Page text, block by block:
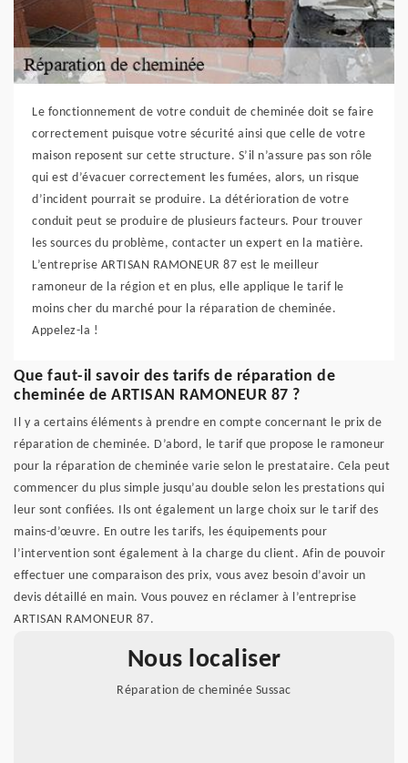
Le fonctionnement de votre conduit de cheminée doit se faire
correctement puisque votre sécurité ainsi que celle de votre
maison reposent sur cette structure. S’il n’assure pas son rôle
qui est d’évacuer correctement les fumées, alors, un risque
d’incident pourrait se produire. La détérioration de votre
conduit peut se produire de plusieurs facteurs. Pour trouver
les sources du problème, contacter un expert en la matière.
L’entreprise ARTISAN RAMONEUR 87 est le meilleur
ramoneur de la région et en plus, elle applique le tarif le
moins cher du marché pour la réparation de cheminée.
Appelez-la !
Que faut-il savoir des tarifs de réparation de
cheminée de ARTISAN RAMONEUR 87 ?
Il y a certains éléments à prendre en compte concernant le prix de
réparation de cheminée. D’abord, le tarif que propose le ramoneur
pour la réparation de cheminée varie selon le prestataire. Cela peut
commencer du plus simple jusqu’au double selon les prestations qui
leur sont confiées. Ils ont également un large choix sur le tarif des
mains-d’œuvre. En outre les tarifs, les équipements pour
l’intervention sont également à la charge du client. Afin de pouvoir
effectuer une comparaison des prix, vous avez besoin d’avoir un
devis détaillé en main. Vous pouvez en réclamer à l’entreprise
ARTISAN RAMONEUR 87.
Nous localiser
Réparation de cheminée Sussac